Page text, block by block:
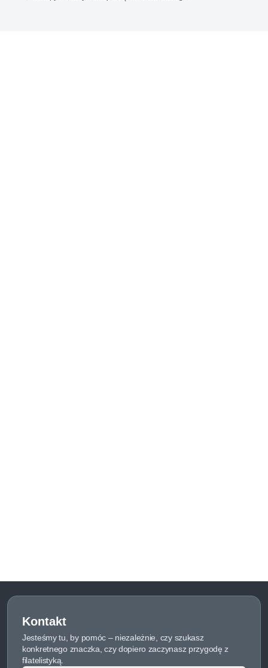
Kontakt
Jesteśmy tu, by pomóc – niezależnie, czy szukasz
konkretnego znaczka, czy dopiero zaczynasz przygodę z
filatelistyką.